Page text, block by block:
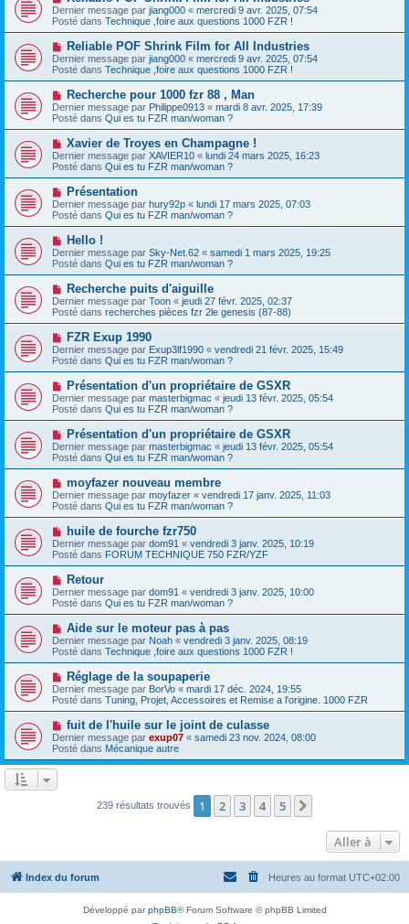
s
a
g
e
u
m
e
s
a
g
e
o
u
v
e
a
u
m
e
s
a
g
e
Dernier message par jiang000 « mercredi 9 avr. 2025, 07:54
Posté dans Technique ,foire aux questions 1000 FZR !
N
o
u
v
e
a
u
m
e
s
s
a
g
e
Reliable POF Shrink Film for All Industries
Dernier message par jiang000 « mercredi 9 avr. 2025, 07:54
Posté dans Technique ,foire aux questions 1000 FZR !
N
o
u
v
e
a
u
m
e
s
a
g
e
Recherche pour 1000 fzr 88 , Man
Dernier message par Philippe0913 « mardi 8 avr. 2025, 17:39
Posté dans Qui es tu FZR man/woman ?
N
o
u
v
e
a
u
m
e
s
a
g
e
Xavier de Troyes en Champagne !
Dernier message par XAVIER10 « lundi 24 mars 2025, 16:23
Posté dans Qui es tu FZR man/woman ?
N
o
u
v
e
a
u
m
e
s
a
g
e
Présentation
Dernier message par hury92p « lundi 17 mars 2025, 07:03
Posté dans Qui es tu FZR man/woman ?
N
o
u
v
e
a
u
m
e
s
a
g
e
Hello !
Dernier message par Sky-Net.62 « samedi 1 mars 2025, 19:25
Posté dans Qui es tu FZR man/woman ?
N
o
u
v
e
a
u
m
e
s
a
g
e
Recherche puits d'aiguille
Dernier message par Toon « jeudi 27 févr. 2025, 02:37
Posté dans recherches pièces fzr 2le genesis (87-88)
N
o
u
v
e
a
u
m
e
s
a
g
FZR Exup 1990
Dernier message par Exup3lf1990 « vendredi 21 févr. 2025, 15:49
Posté dans Qui es tu FZR man/woman ?
N
o
u
v
e
a
u
m
e
s
s
a
g
e
Présentation d'un propriétaire de GSXR
Dernier message par masterbigmac « jeudi 13 févr. 2025, 05:54
Posté dans Qui es tu FZR man/woman ?
N
o
u
v
a
u
m
e
s
a
g
e
Présentation d'un propriétaire de GSXR
Dernier message par masterbigmac « jeudi 13 févr. 2025, 05:54
Posté dans Qui es tu FZR man/woman ?
N
o
u
v
e
a
u
m
e
s
a
g
moyfazer nouveau membre
Dernier message par moyfazer « vendredi 17 janv. 2025, 11:03
Posté dans Qui es tu FZR man/woman ?
N
o
u
v
e
a
u
m
e
s
s
a
g
e
huile de fourche fzr750
Dernier message par dom91 « vendredi 3 janv. 2025, 10:19
Posté dans FORUM TECHNIQUE 750 FZR/YZF
N
o
u
v
a
u
m
e
s
a
g
e
Retour
Dernier message par dom91 « vendredi 3 janv. 2025, 10:00
Posté dans Qui es tu FZR man/woman ?
N
o
u
v
e
a
u
m
e
s
s
a
g
e
Aide sur le moteur pas à pas
Dernier message par Noah « vendredi 3 janv. 2025, 08:19
Posté dans Technique ,foire aux questions 1000 FZR !
N
o
u
v
e
a
u
m
e
Réglage de la soupaperie
Dernier message par BorVo « mardi 17 déc. 2024, 19:55
Posté dans Tuning, Projet, Accessoires et Remise a l'origine. 1000 FZR
N
o
u
v
e
fuit de l'huile sur le joint de culasse
Dernier message par exup07 « samedi 23 nov. 2024, 08:00
Posté dans Mécanique autre
239 résultats trouvés 1 2 3 4 5
Aller à
Index du forum Heures au format UTC+02:00
Développé parphpBB® Forum Software © phpBB Limited